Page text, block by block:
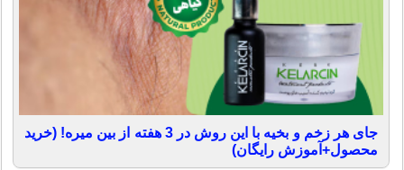
جای هر زخم و بخیه با این روش در 3 هفته از بین میره! (خرید
محصول+آموزش رایگان)